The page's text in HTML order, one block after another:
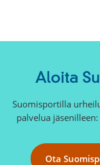
Aloita
Suomisportilla
palvelua
Ota